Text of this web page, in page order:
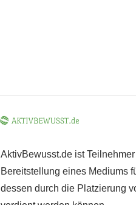
AktivBewusst.de ist
Bereitstellung eines Mediums
dessen durch die Platzierung